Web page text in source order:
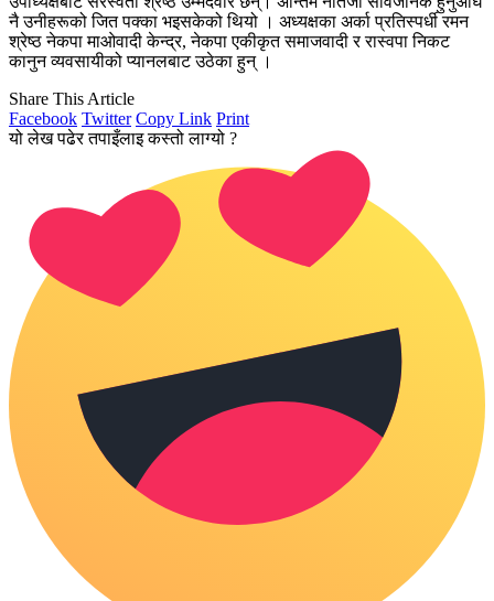
नै उनीहरूको जित पक्का भइसकेको थियो । अध्यक्षका अर्का प्रतिस्पर्धी रमन
श्रेष्ठ नेकपा माओवादी केन्द्र, नेकपा एकीकृत समाजवादी र रास्वपा निकट
कानुन व्यवसायीको प्यानलबाट उठेका हुन् ।
Share This Article
Facebook Twitter Copy Link Print
यो लेख पढेर तपाइँलाइ कस्तो लाग्यो ?